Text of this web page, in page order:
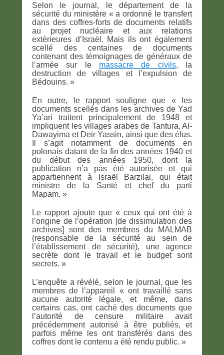
Selon le journal, le département de la
sécurité du ministère « a ordonné le transfert
dans des coffres-forts de documents relatifs
au projet nucléaire et aux relations
extérieures d’Israël. Mais ils ont également
scellé des centaines de documents
contenant des témoignages de généraux de
l’armée sur le massacre de civils, la
destruction de villages et l’expulsion de
Bédouins. »
En outre, le rapport souligne que « les
documents scellés dans les archives de Yad
Ya’ari traitent principalement de 1948 et
impliquent les villages arabes de Tantura, Al-
Dawayima et Deir Yassin, ainsi que des élus.
Il s’agit notamment de documents en
polonais datant de la fin des années 1940 et
du début des années 1950, dont la
publication n’a pas été autorisée et qui
appartiennent à Israël Barzilai, qui était
ministre de la Santé et chef du parti
Mapam. »
Le rapport ajoute que « ceux qui ont été à
l’origine de l’opération [de dissimulation des
archives] sont des membres du MALMAB
(responsable de la sécurité au sein de
l’établissement de sécurité), une agence
secrète dont le travail et le budget sont
secrets. »
L’enquête a révélé, selon le journal, que les
membres de l’appareil « ont travaillé sans
aucune autorité légale, et même, dans
certains cas, ont caché des documents que
l’autorité de censure militaire avait
précédemment autorisé à être publiés, et
parfois même les ont transférés dans des
coffres dont le contenu a été rendu public. »